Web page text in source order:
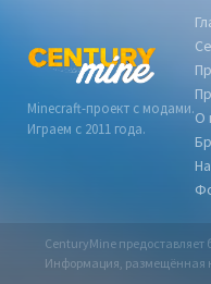
Minecraft-проект с модами.
Играем с 2011 года.
О
CenturyMine
Информация, размещённая